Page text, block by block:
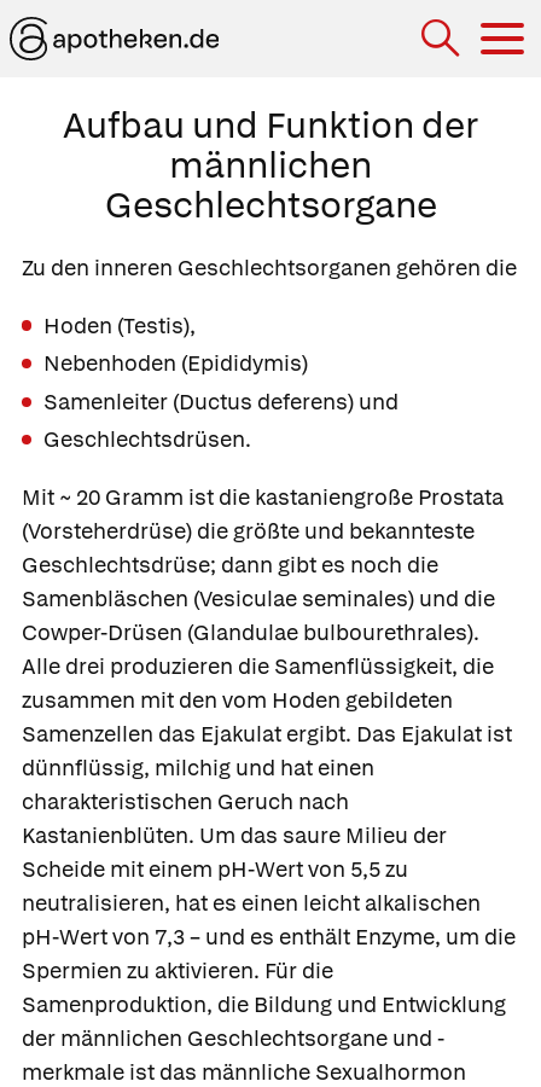
Aufbau und Funktion der
männlichen
Geschlechtsorgane
Zu den inneren Geschlechtsorganen gehören die
Hoden (Testis),
Nebenhoden (Epididymis)
Samenleiter (Ductus deferens) und
Geschlechtsdrüsen.
Mit ~ 20 Gramm ist die kastaniengroße Prostata
(Vorsteherdrüse) die größte und bekannteste
Geschlechtsdrüse; dann gibt es noch die
Samenbläschen (Vesiculae seminales) und die
Cowper-Drüsen (Glandulae bulbourethrales).
Alle drei produzieren die Samenflüssigkeit, die
zusammen mit den vom Hoden gebildeten
Samenzellen das Ejakulat ergibt. Das Ejakulat ist
dünnflüssig, milchig und hat einen
charakteristischen Geruch nach
Kastanienblüten. Um das saure Milieu der
Scheide mit einem pH-Wert von 5,5 zu
neutralisieren, hat es einen leicht alkalischen
pH-Wert von 7,3 – und es enthält Enzyme, um die
Spermien zu aktivieren. Für die
Samenproduktion, die Bildung und Entwicklung
der männlichen Geschlechtsorgane und -
merkmale ist das männliche Sexualhormon